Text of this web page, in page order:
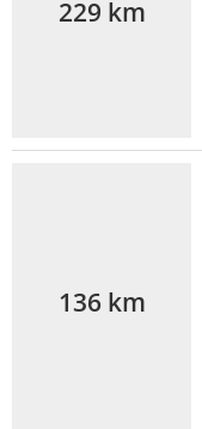
229 km
136 km